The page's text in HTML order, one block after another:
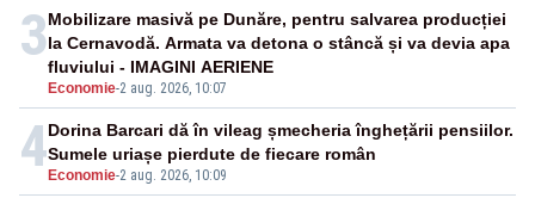
3
Economie-2 aug. 2026, 10:07
Mobilizare masivă pe Dunăre, pentru salvarea producției
la Cernavodă. Armata va detona o stâncă și va devia apa
fluviului - IMAGINI AERIENE
4 Economie-2 aug. 2026, 10:09
Dorina Barcari dă în vileag șmecheria înghețării pensiilor.
Sumele uriașe pierdute de fiecare român